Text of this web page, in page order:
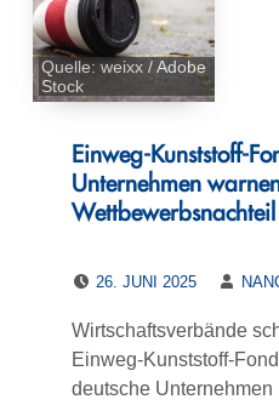
Quelle: weixx / Adobe
Stock
Einweg-Kunststoff-
Unternehmen
Wettbewerbsnachteil
26. JUNI 2025
Wirtschaftsverbände
Einweg-Kunststoff-
deutsche Unternehmen